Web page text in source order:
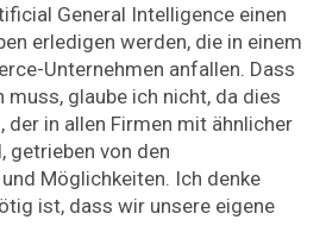
General Intelligence einen
erledigen werden, die in einem
Unternehmen anfallen. Dass
glaube ich nicht, da dies
der in allen Firmen mit ähnlicher
getrieben von den
Möglichkeiten. Ich denke
ist, dass wir unsere eigene